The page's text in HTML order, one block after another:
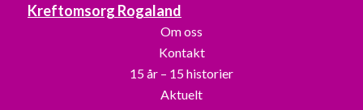
Kreftomsorg Rogaland
Om oss
Kontakt
15 år – 15 historier
Aktuelt